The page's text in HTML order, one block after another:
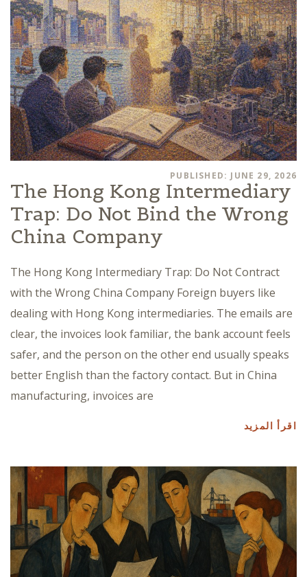
PUBLISHED: JUNE 29, 2026
The Hong Kong Intermediary
Trap: Do Not Bind the Wrong
China Company
The Hong Kong Intermediary Trap: Do Not Contract
with the Wrong China Company Foreign buyers like
dealing with Hong Kong intermediaries. The emails are
clear, the invoices look familiar, the bank account feels
safer, and the person on the other end usually speaks
better English than the factory contact. But in China
manufacturing, invoices are
اقرأ المزيد